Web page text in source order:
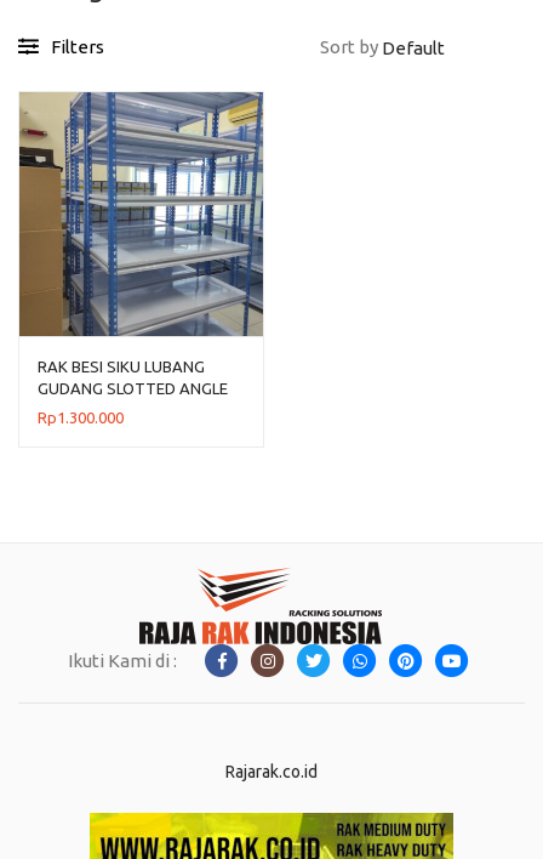
Filters Sort by
RAK BESI SIKU LUBANG
GUDANG SLOTTED ANGLE
TIPE STALLUM 100
Rp1.300.000
Ikuti Kami di :
Rajarak.co.id